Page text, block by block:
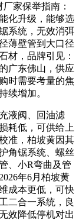
家保举指南：
化升级，能够选
系统，无效消弭
薄壁管到大口径
材，品牌引见：
广东佛山，供应
时需要考量的焦
续增加。
液阀、回油滤
耗低，可供给上
准，柏坡黄因其
角锯系统、螺丝
、小R弯曲及管
年6月柏坡黄
成本更低，可快
二合一系统，良
效降低停机对出